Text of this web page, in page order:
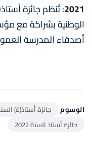
2021: تُنظم جائزة
الوطنية بشراكة مع
أصدقاء المدرسة
الوسوم جائزة أستاذ(ة)
جائزة أستاذ السنة 2022